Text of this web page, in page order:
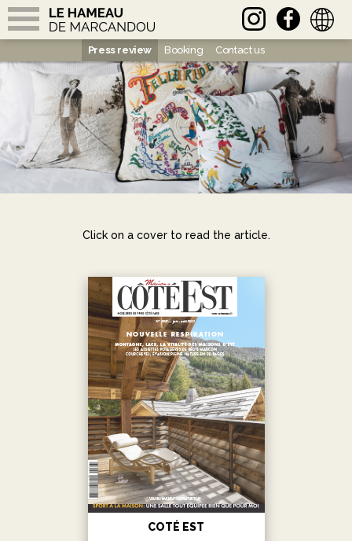
THE CHALETS
The Hamlet
Chalet Sisimiut
Chalet Ilulissat
Chalet Ikamiut
Benefits & Services
Thousand possibilities
Press review
COURCHEVEL
Seasons & activities
français
Press review Booking Contact us
Click on a cover to read the article.
COTÉ EST